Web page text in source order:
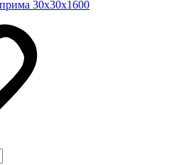
30х30х1600